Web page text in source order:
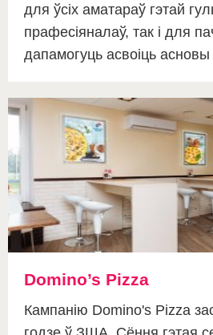
для ўсіх аматараў гэтай
прафесіяналаў, так і для
дапамогуць асвоіць асновы
Domino’s Pizza
Кампанію Domino's Pizza